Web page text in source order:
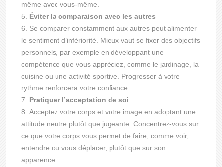
même avec vous-même.
Éviter la comparaison avec les autres
Se comparer constamment aux autres peut alimenter
le sentiment d’infériorité. Mieux vaut se fixer des objectifs
personnels, par exemple en développant une
compétence que vous appréciez, comme le jardinage, la
cuisine ou une activité sportive. Progresser à votre
rythme renforcera votre confiance.
Pratiquer l’acceptation de soi
Acceptez votre corps et votre image en adoptant une
attitude neutre plutôt que jugeante. Concentrez-vous sur
ce que votre corps vous permet de faire, comme voir,
entendre ou vous déplacer, plutôt que sur son
apparence.